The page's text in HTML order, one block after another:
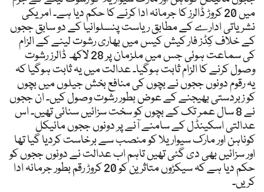
میں 20 کروڑ ڈالرز کا جرمانہ ادا کرنے کا حکم دیا ہے۔ امریکی
نشریاتی ادارے کے مطابق ریاست پنسلوانیا کے دو سابق ججوں
کے خلاف کِڈز فار کیش کیس میں بھاری رشوت لینے کے الزام
کی سماعت ہوئی جس میں ملزمان پر 28 لاکھ ڈالرز رشوت
وصول کرنے کا الزام ثابت ہوگیا۔ عدالت میں یہ ثابت ہوگیا کہ
یہ رقوم دونوں ججوں نے بچوں کی منافع بخش جیلوں میں بچوں
کو زبردستی بھیجنے کے عوض بطور رشوت وصول کیں۔ ان ججوں
نے 8 سال عمر تک کے بچوں کو سخت سزائیں سنائی تھیں۔ اس
عدالتی اسکینڈل کے سامنے آنے پر دونوں ججوں مائیکل
کوناہن اور مارک سیواریلا کو منصب سے برخاست کردیا گیا تھا
اور سزائیں بھی دی گئی تھیں تاہم اب عدالت نے دونوں ججوں کو
حکم دیا ہے کہ سیکڑوں متاثرین کو 20 کروڑ رقم بطور جرمانہ ادا
کریں۔